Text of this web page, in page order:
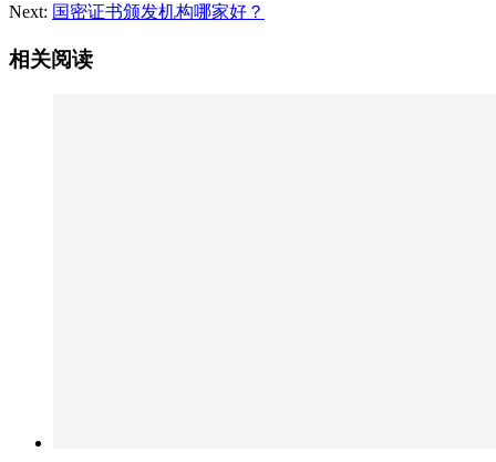
Next: 国密证书颁发机构哪家好？
相关阅读